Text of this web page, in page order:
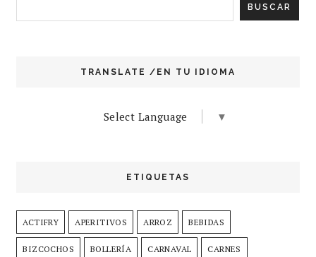
TRANSLATE /EN TU IDIOMA
Select Language ▼
ETIQUETAS
ACTIFRY APERITIVOS ARROZ BEBIDAS
BIZCOCHOS BOLLERÍA CARNAVAL CARNES